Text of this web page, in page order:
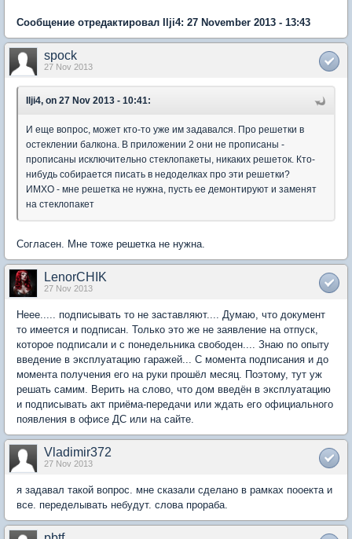
Сообщение отредактировал Ilji4: 27 November 2013 - 13:43
spock
27 Nov 2013
Ilji4, on 27 Nov 2013 - 10:41:
И еще вопрос, может кто-то уже им задавался. Про решетки в
остеклении балкона. В приложении 2 они не прописаны -
прописаны исключительно стеклопакеты, никаких решеток. Кто-
нибудь собирается писать в недоделках про эти решетки?
ИМХО - мне решетка не нужна, пусть ее демонтируют и заменят
на стеклопакет
Согласен. Мне тоже решетка не нужна.
LenorCHIK
27 Nov 2013
Неее..... подписывать то не заставляют.... Думаю, что документ
то имеется и подписан. Только это же не заявление на отпуск,
которое подписали и с понедельника свободен.... Знаю по опыту
введение в эксплуатацию гаражей... С момента подписания и до
момента получения его на руки прошёл месяц. Поэтому, тут уж
решать самим. Верить на слово, что дом введён в эксплуатацию
и подписывать акт приёма-передачи или ждать его официального
появления в офисе ДС или на сайте.
Vladimir372
27 Nov 2013
я задавал такой вопрос. мне сказали сделано в рамках пооекта и
все. переделывать небудут. слова прораба.